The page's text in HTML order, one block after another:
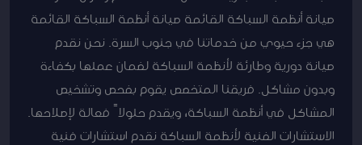
صيانة أنظمة السباكة القائمة صيانة أنظمة السباكة القائمة
هي جزء حيوي من خدماتنا في جنوب السرة. نحن نقدم
صيانة دورية وطارئة لأنظمة السباكة لضمان عملها بكفاءة
وبدون مشاكل. فريقنا المتخصص يقوم بفحص وتشخيص
المشاكل في أنظمة السباكة، ويقدم حلولاً فعالة لإصلاحها.
الاستشارات الفنية لأنظمة السباكة نقدم استشارات فنية